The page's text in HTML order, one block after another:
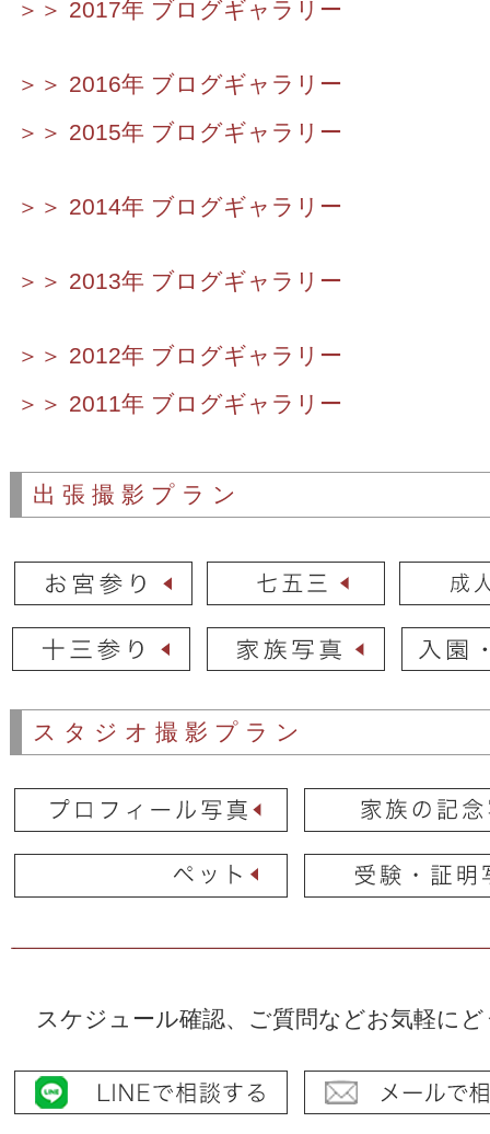
＞＞ 2017年 ブログギャラリー
＞＞ 2016年 ブログギャラリー
＞＞ 2015年 ブログギャラリー
＞＞ 2014年 ブログギャラリー
＞＞ 2013年 ブログギャラリー
＞＞ 2012年 ブログギャラリー
＞＞ 2011年 ブログギャラリー
出張撮影プラン
スタジオ撮影プラン
スケジュール確認、ご質問などお気軽に